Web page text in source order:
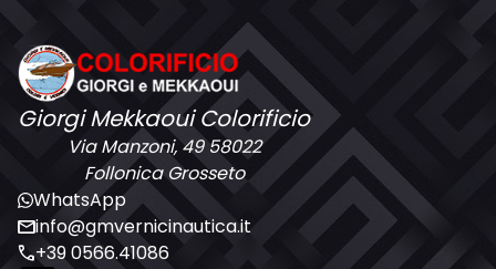
Giorgi Mekkaoui Colorificio
Via Manzoni, 49 58022
Follonica Grosseto
WhatsApp
mailinfo@gmvernicinautica.it
call+39 0566.41086